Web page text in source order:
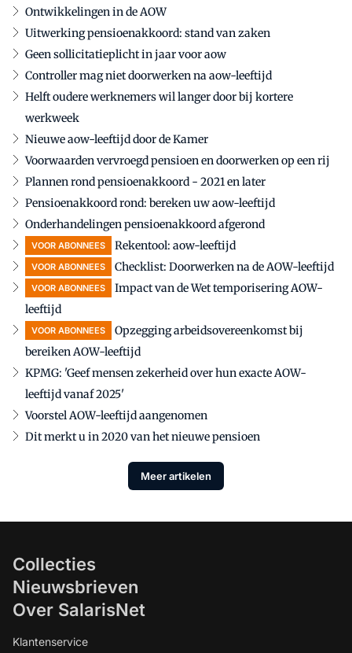
Ontwikkelingen in de AOW
Uitwerking pensioenakkoord: stand van zaken
Geen sollicitatieplicht in jaar voor aow
Controller mag niet doorwerken na aow-leeftijd
Helft oudere werknemers wil langer door bij kortere
werkweek
Nieuwe aow-leeftijd door de Kamer
Voorwaarden vervroegd pensioen en doorwerken op een rij
Plannen rond pensioenakkoord - 2021 en later
Pensioenakkoord rond: bereken uw aow-leeftijd
Onderhandelingen pensioenakkoord afgerond
VOOR ABONNEES Rekentool: aow-leeftijd
VOOR ABONNEES Checklist: Doorwerken na de AOW-leeftijd
VOOR ABONNEES
Impact van de Wet temporisering AOW-
leeftijd
VOOR ABONNEES
Opzegging arbeidsovereenkomst bij
bereiken AOW-leeftijd
KPMG: 'Geef mensen zekerheid over hun exacte AOW-
leeftijd vanaf 2025'
Voorstel AOW-leeftijd aangenomen
Dit merkt u in 2020 van het nieuwe pensioen
Meer artikelen
Collecties
Nieuwsbrieven
Over SalarisNet
Klantenservice